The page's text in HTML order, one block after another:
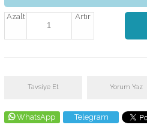
Artır
Azalt
Tavsiye Et Yorum Yaz
WhatsApp Telegram